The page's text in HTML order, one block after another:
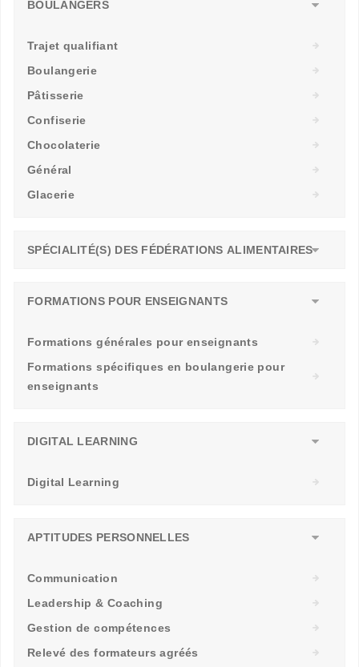
BOULANGERS
Trajet qualifiant
Boulangerie
Pâtisserie
Confiserie
Chocolaterie
Général
Glacerie
SPÉCIALITÉ(S) DES FÉDÉRATIONS ALIMENTAIRES
FORMATIONS POUR ENSEIGNANTS
Formations générales pour enseignants
Formations spécifiques en boulangerie pour
enseignants
DIGITAL LEARNING
Digital Learning
APTITUDES PERSONNELLES
Communication
Leadership & Coaching
Gestion de compétences
Relevé des formateurs agréés